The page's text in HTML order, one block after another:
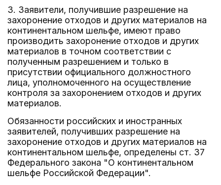
3. Заявители, получившие разрешение на
захоронение отходов и других материалов на
континентальном шельфе, имеют право
производить захоронение отходов и других
материалов в точном соответствии с
полученным разрешением и только в
присутствии официального должностного
лица, уполномоченного на осуществление
контроля за захоронением отходов и других
материалов.
Обязанности российских и иностранных
заявителей, получивших разрешение на
захоронение отходов и других материалов на
континентальном шельфе, определены ст. 37
Федерального закона "О континентальном
шельфе Российской Федерации".